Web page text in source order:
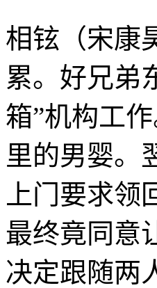
相铉（宋康
累。好兄弟
箱”机构工
里的男婴。
上门要求
最终竟同意
决定跟随两